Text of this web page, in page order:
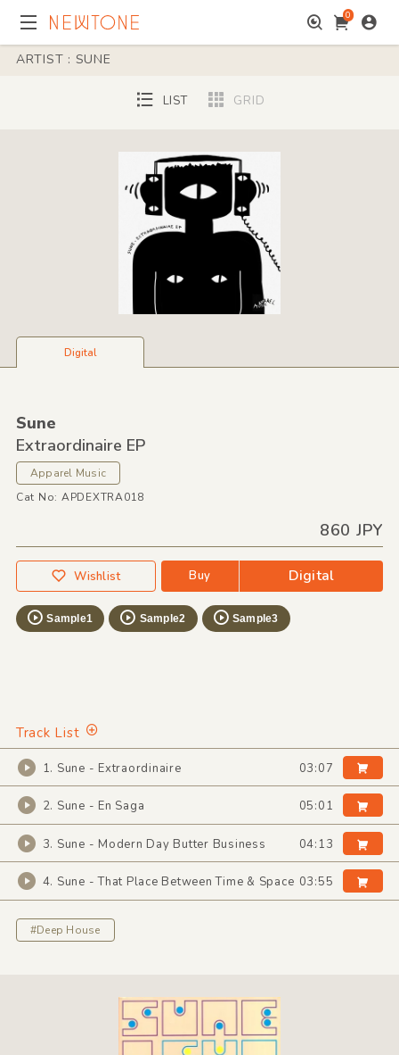
0
ARTIST : SUNE
LIST GRID
Digital
Sune
Extraordinaire EP
Apparel Music
Cat No: APDEXTRA018
860 JPY
Wishlist Buy Digital
Sample1 Sample2 Sample3
Track List
1. Sune - Extraordinaire 03:07
2. Sune - En Saga 05:01
3. Sune - Modern Day Butter Business 04:13
4. Sune - That Place Between Time & Space 03:55
#Deep House